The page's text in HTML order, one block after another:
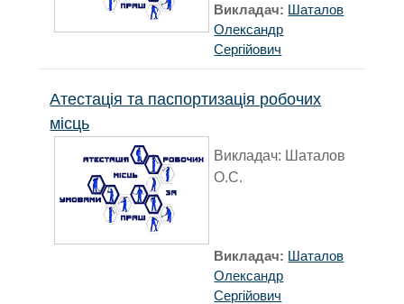
Викладач: Шаталов
Олександр
Сергійович
Атестація та паспортизація робочих
місць
Викладач: Шаталов
О.С.
Викладач: Шаталов
Олександр
Сергійович